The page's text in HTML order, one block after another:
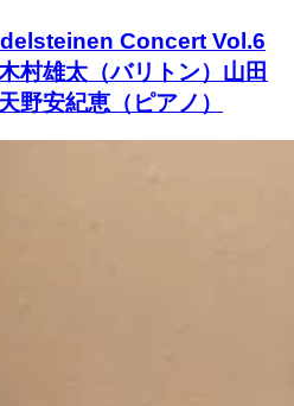
Concert Vol.6
村雄太（バリトン）山田
野安紀恵（ピアノ）